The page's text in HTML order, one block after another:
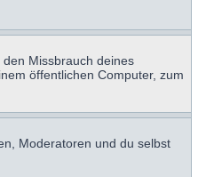
Missbrauch deines
öffentlichen Computer, zum
Moderatoren und du selbst